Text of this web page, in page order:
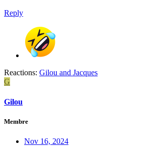
Reply
Reactions: Gilou and Jacques
G
Gilou
Membre
Nov 16, 2024